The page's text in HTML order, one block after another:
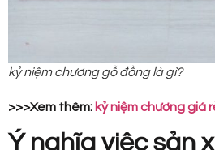
kỷ niệm chương gỗ đồng là gì?
>>>Xem thêm: kỷ niệm chương giá
Ý nghĩa việc sản